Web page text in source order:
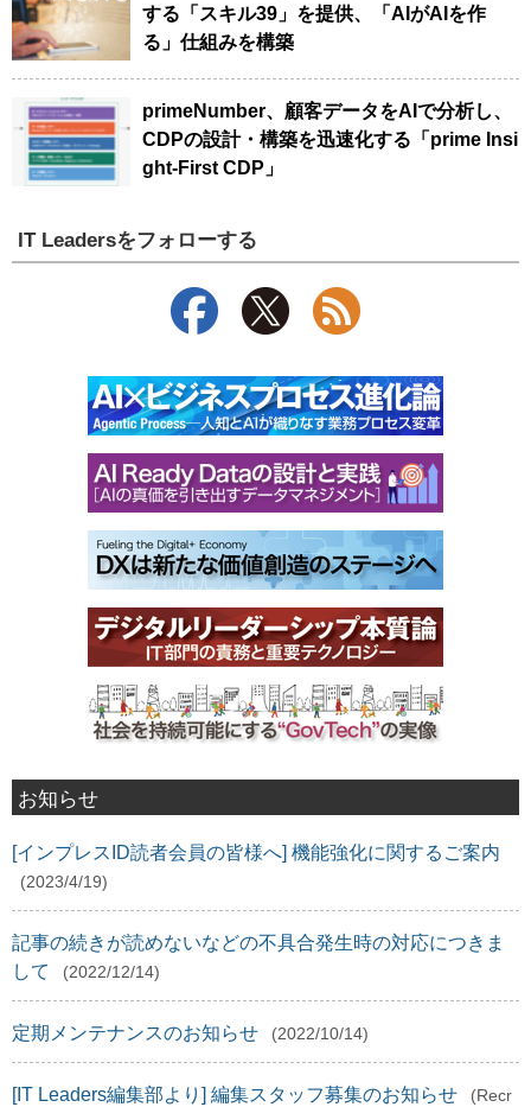
する「スキル39」を提供、「AIがAIを作
る」仕組みを構築
primeNumber、顧客データをAIで分析し、
CDPの設計・構築を迅速化する「prime Insi
ght-First CDP」
IT Leadersをフォローする
お知らせ
[インプレスID読者会員の皆様へ] 機能強化に関するご案内
(2023/4/19)
記事の続きが読めないなどの不具合発生時の対応につきま
して
(2022/12/14)
定期メンテナンスのお知らせ (2022/10/14)
[IT Leaders編集部より] 編集スタッフ募集のお知らせ
(Recr